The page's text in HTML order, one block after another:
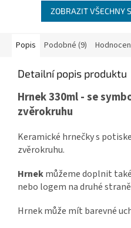
ZOBRAZIT VŠECHNY
Popis Podobné (9)
Detailní popis produktu
Hrnek 330ml - se
zvěrokruhu
Keramické hrnečky s
zvěrokruhu.
Hrnekmůžeme doplnit
nebo logem na druhé
Hrnek může mít barevné